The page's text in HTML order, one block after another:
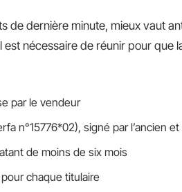
de dernière minute, mieux vaut
est nécessaire de réunir pour que
par le vendeur
n°15776*02), signé par l’ancien
de moins de six mois
chaque titulaire